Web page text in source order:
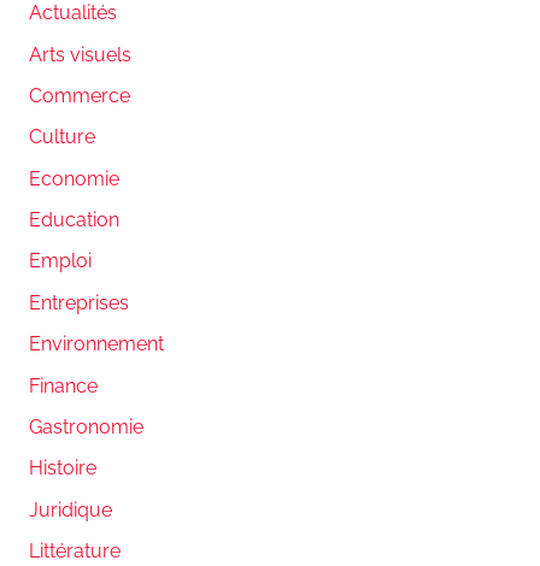
Actualités
Arts visuels
Commerce
Culture
Economie
Education
Emploi
Entreprises
Environnement
Finance
Gastronomie
Histoire
Juridique
Littérature